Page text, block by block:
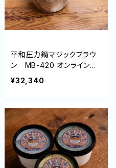
平和圧力鍋マジックブラウ
ン MB-420 オンライン炊
き方教室付き
¥32,340